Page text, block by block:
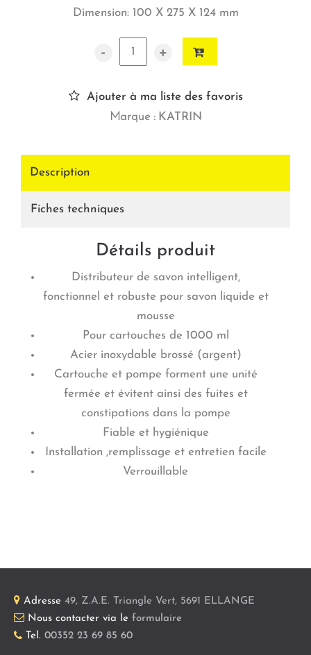
Dimension: 100 X 275 X 124 mm
- +
Ajouter à ma liste des favoris
Marque : KATRIN
Description
Fiches techniques
Détails produit
Distributeur de savon intelligent,
fonctionnel et robuste pour savon liquide et
mousse
Pour cartouches de 1000 ml
Acier inoxydable brossé (argent)
Cartouche et pompe forment une unité
fermée et évitent ainsi des fuites et
constipations dans la pompe
Fiable et hygiénique
Installation ,remplissage et entretien facile
Verrouillable
Adresse 49, Z.A.E. Triangle Vert, 5691 ELLANGE
Nous contacter via le formulaire
Tel. 00352 23 69 85 60